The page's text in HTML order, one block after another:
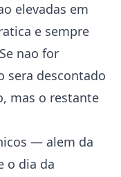
elevadas em
e sempre
nao for
sera descontado
mas o restante
— alem da
o dia da